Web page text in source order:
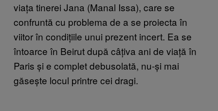
viața tinerei Jana (Manal Issa), care se
confruntă cu problema de a se proiecta în
viitor în condițiile unui prezent incert. Ea se
întoarce în Beirut după câțiva ani de viață în
Paris și e complet debusolată, nu-și mai
găsește locul printre cei dragi.